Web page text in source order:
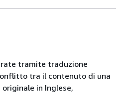
tramite traduzione
tra il contenuto di una
in Inglese,